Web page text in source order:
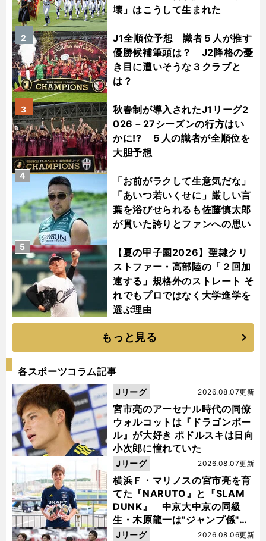
壊」はこうして生まれた
J1全順位予想 識者５人が推す
優勝候補筆頭は？ J2降格の憂
き目に遭いそうな３クラブと
は？
2
秋春制が導入されたJ1リーグ2
026－27シーズンの行方はい
かに!? ５人の識者が全順位を
大胆予想
3
「お前がラクして生意気だな」
「あいつ若いくせに」厳しい言
葉を浴びせられるも佐藤慎太郎
が貫いた誇りとファンへの思い
4
【夏の甲子園2026】聖隷クリ
ストファー・高部陸の「２回加
速する」規格外のストレート そ
れでもプロではなく大学進学を
選ぶ理由
5
もっと見る
各スポーツコラム記事
宮市亮のアーセナル時代の同僚
ウォルコットは『ドラゴンボー
ル』が大好き ポドルスキは日向
小次郎に憧れていた
2026.08.07更新
Jリーグ
横浜Ｆ・マリノスの宮市亮を育
てた『NARUTO』と『SLAM
DUNK』 中京大中京の同級
生・木原龍一は"ジャンプ係"だ
った
2026.08.07更新
Jリーグ
2026.08.06更新
Jリーグ